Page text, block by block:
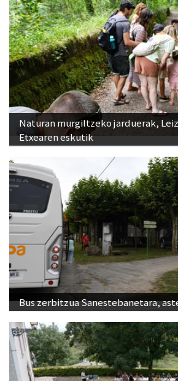
Naturan murgiltzeko jarduerak,
Etxearen eskutik
Bus zerbitzua Sanestebanetara,